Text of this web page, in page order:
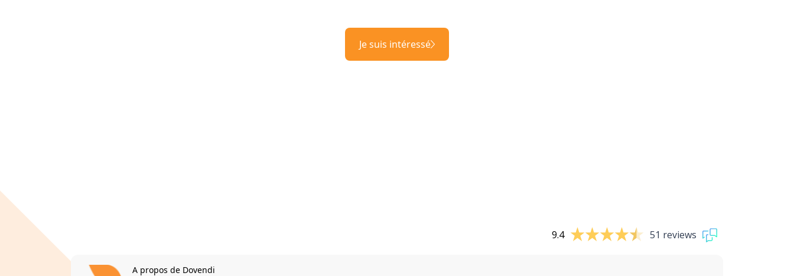
Je suis intéressé
9.4 51 reviews
A propos de Dovendi